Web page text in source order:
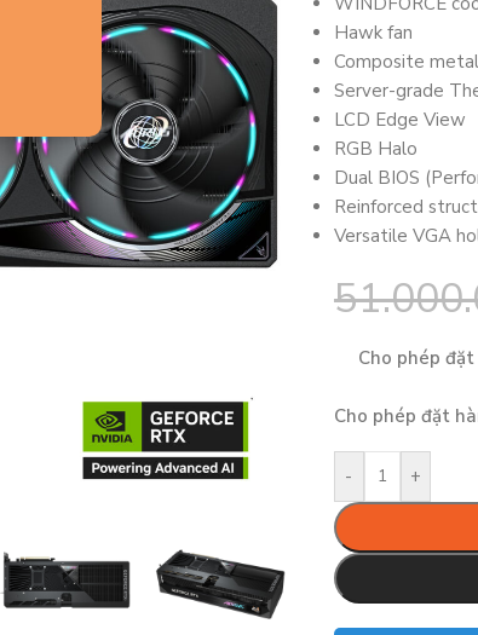
Hawk fan
Composite
Server-grade
LCD Edge View
RGB Halo
Dual BIOS
Reinforced
Versatile VGA
Cho phép
Cho phép đặt
- +